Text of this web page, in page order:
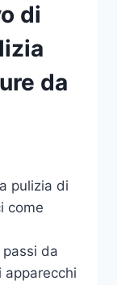
di
da
pulizia di
come
da
apparecchi